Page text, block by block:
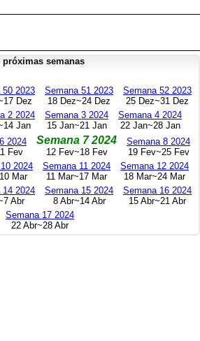
próximas semanas
50 2023
Dez
Semana 51 2023
18 Dez~24 Dez
Semana 52 2023
25 Dez~31 Dez
2 2024
Jan
Semana 3 2024
15 Jan~21 Jan
Semana 4 2024
22 Jan~28 Jan
2024
Fev
Semana 7 2024
12 Fev~18 Fev
Semana 8 2024
19 Fev~25 Fev
2024
Mar
Semana 11 2024
11 Mar~17 Mar
Semana 12 2024
18 Mar~24 Mar
14 2024
Abr
Semana 15 2024
8 Abr~14 Abr
Semana 16 2024
15 Abr~21 Abr
Semana 17 2024
22 Abr~28 Abr